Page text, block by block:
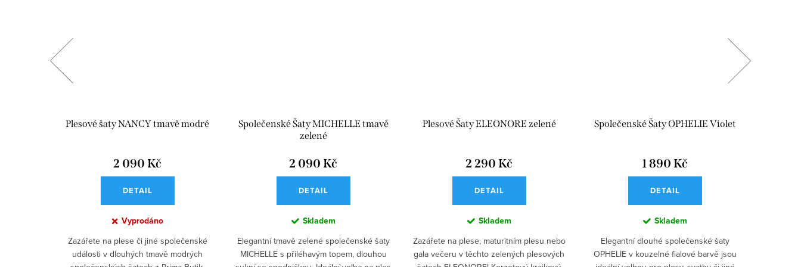
Plesové šaty NANCY tmavě modré
2 090 Kč
DETAIL
Vyprodáno
Zazářete na plese či jiné společenské
události v dlouhých tmavě modrých
Společenské Šaty MICHELLE tmavě
zelené
2 090 Kč
DETAIL
Skladem
Elegantní tmavě zelené společenské šaty
MICHELLE s přiléhavým topem, dlouhou
Plesové Šaty ELEONORE zelené
2 290 Kč
DETAIL
Skladem
Zazářete na plese, maturitním plesu nebo
gala večeru v těchto zelených plesových
Společenské Šaty OPHELIE Violet
1 890 Kč
DETAIL
Skladem
Elegantní dlouhé společenské šaty
OPHELIE v kouzelné fialové barvě jsou